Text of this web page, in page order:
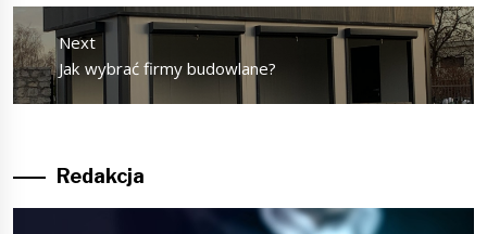
Next
Next
Jak wybrać firmy budowlane?
Redakcja